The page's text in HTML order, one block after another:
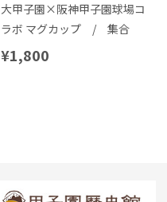
大甲子園×阪神甲子園球場コ
ラボ マグカップ / 集合
¥1,800